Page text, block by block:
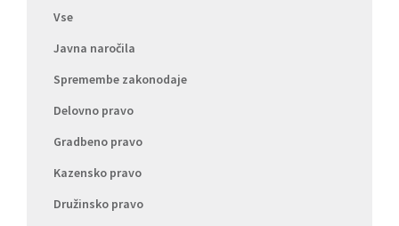
Vse
Javna naročila
Spremembe zakonodaje
Delovno pravo
Gradbeno pravo
Kazensko pravo
Družinsko pravo